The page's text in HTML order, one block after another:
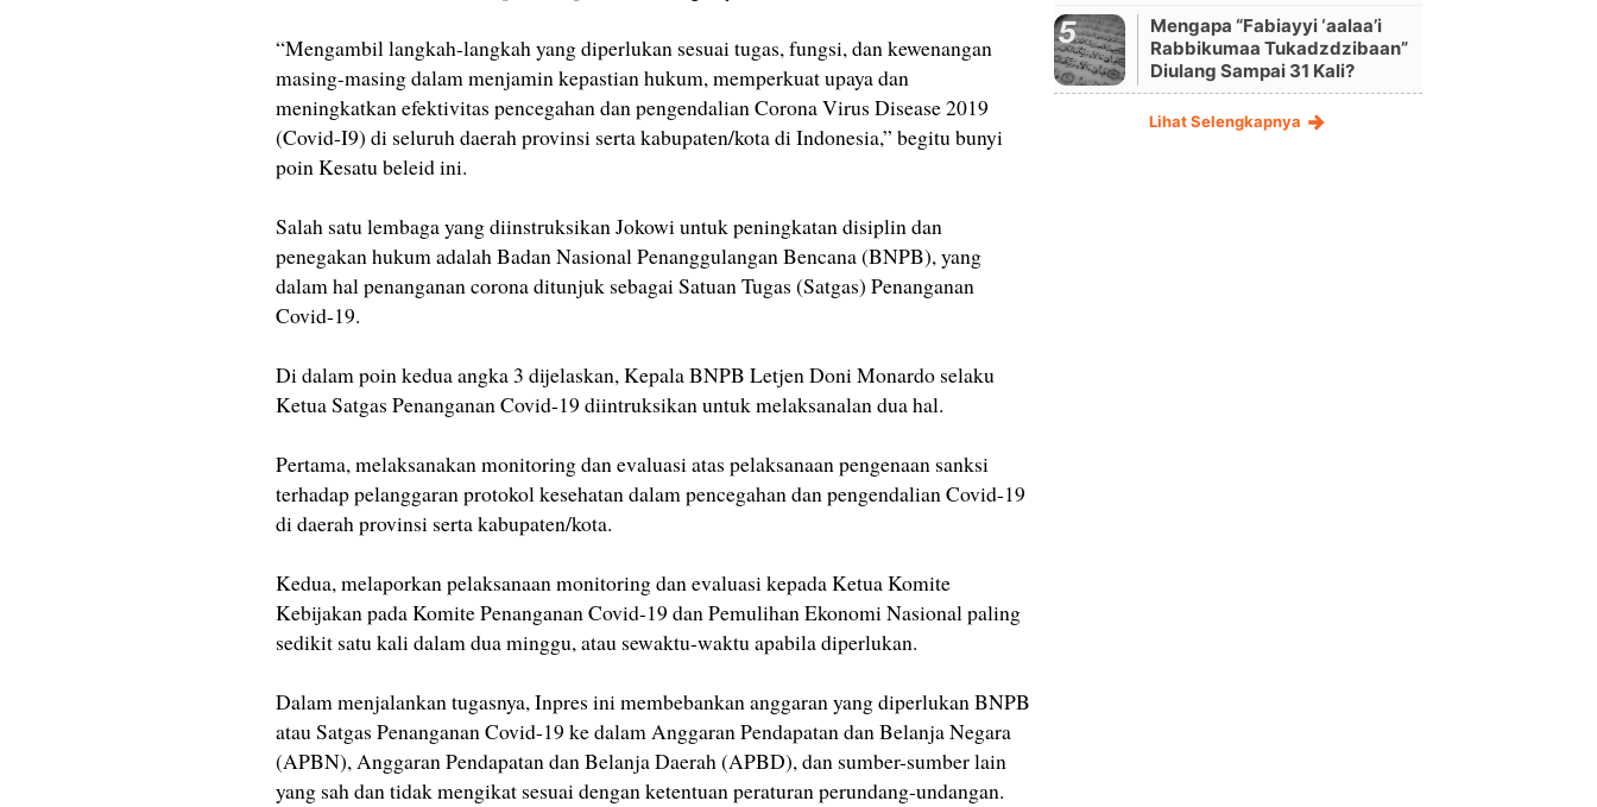
“Mengambil langkah-langkah yang diperlukan sesuai tugas, fungsi, dan kewenangan
masing-masing dalam menjamin kepastian hukum, memperkuat upaya dan
meningkatkan efektivitas pencegahan dan pengendalian Corona Virus Disease 2019
(Covid-I9) di seluruh daerah provinsi serta kabupaten/kota di Indonesia,” begitu bunyi
poin Kesatu beleid ini.
Salah satu lembaga yang diinstruksikan Jokowi untuk peningkatan disiplin dan
penegakan hukum adalah Badan Nasional Penanggulangan Bencana (BNPB), yang
dalam hal penanganan corona ditunjuk sebagai Satuan Tugas (Satgas) Penanganan
Covid-19.
Di dalam poin kedua angka 3 dijelaskan, Kepala BNPB Letjen Doni Monardo selaku
Ketua Satgas Penanganan Covid-19 diintruksikan untuk melaksanalan dua hal.
Pertama, melaksanakan monitoring dan evaluasi atas pelaksanaan pengenaan sanksi
terhadap pelanggaran protokol kesehatan dalam pencegahan dan pengendalian Covid-19
di daerah provinsi serta kabupaten/kota.
Kedua, melaporkan pelaksanaan monitoring dan evaluasi kepada Ketua Komite
Kebijakan pada Komite Penanganan Covid-19 dan Pemulihan Ekonomi Nasional paling
sedikit satu kali dalam dua minggu, atau sewaktu-waktu apabila diperlukan.
Dalam menjalankan tugasnya, Inpres ini membebankan anggaran yang diperlukan BNPB
atau Satgas Penanganan Covid-19 ke dalam Anggaran Pendapatan dan Belanja Negara
(APBN), Anggaran Pendapatan dan Belanja Daerah (APBD), dan sumber-sumber lain
yang sah dan tidak mengikat sesuai dengan ketentuan peraturan perundang-undangan.
Mengapa “Fabiayyi ‘aalaa’i
Rabbikumaa Tukadzdzibaan”
Diulang Sampai 31 Kali?
Lihat Selengkapnya